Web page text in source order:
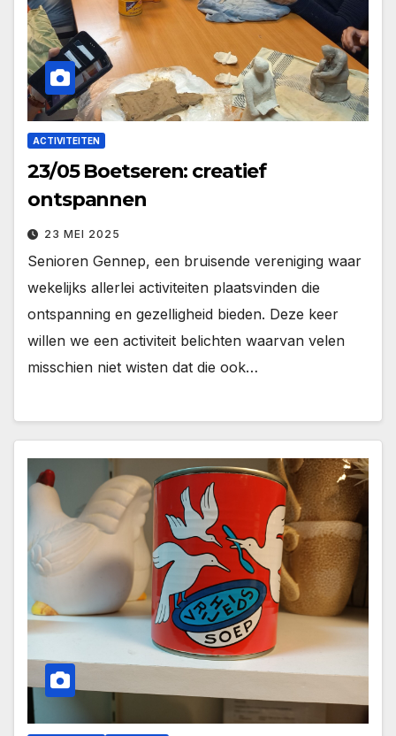
ACTIVITEITEN
23/05 Boetseren: creatief
ontspannen
23 MEI 2025
Senioren Gennep, een bruisende vereniging waar
wekelijks allerlei activiteiten plaatsvinden die
ontspanning en gezelligheid bieden. Deze keer
willen we een activiteit belichten waarvan velen
misschien niet wisten dat die ook…